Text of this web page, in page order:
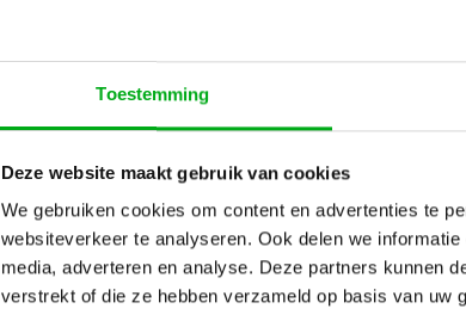
Toestemming
Deze website maakt gebruik van cookies
We gebruiken cookies om content en advertenties te
websiteverkeer te analyseren. Ook delen we
media, adverteren en analyse. Deze partners kunnen
verstrekt of die ze hebben verzameld op basis van uw